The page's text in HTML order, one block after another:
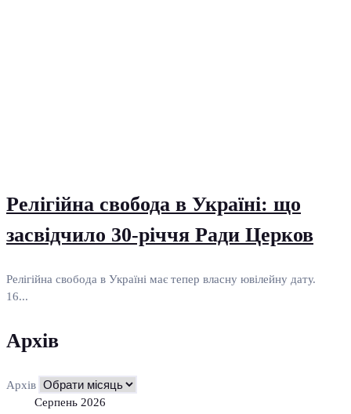
Релігійна свобода в Україні: що
засвідчило 30-річчя Ради Церков
Релігійна свобода в Україні має тепер власну ювілейну дату.
16...
Архів
Архів
Серпень 2026